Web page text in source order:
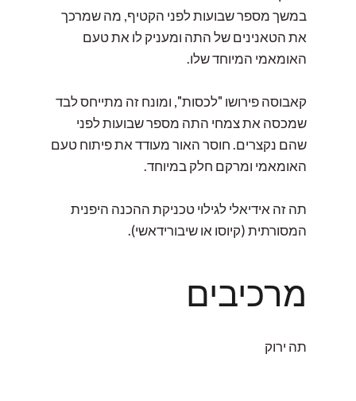
במשך מספר שבועות לפני הקטיף, מה שמרכך
את הטאנינים של התה ומעניק לו את טעם
האומאמי המיוחד שלו.
קאבוסה פירושו "לכסות", ומונח זה מתייחס לבד
שמכסה את צמחי התה מספר שבועות לפני
שהם נקצרים. חוסר האור מעודד את פיתוח טעם
האומאמי ומרקם חלק במיוחד.
תה זה אידיאלי לגילוי טכניקת ההכנה היפנית
המסורתית (קיוסו או שיבורידאשי).
מרכיבים
תה ירוק